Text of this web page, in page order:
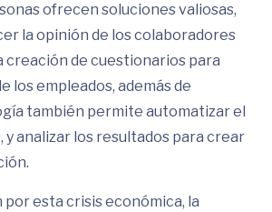
ofrecen soluciones valiosas,
la opinión de los colaboradores
creación de cuestionarios para
los empleados, además de
también permite automatizar el
analizar los resultados para crear
esta crisis económica, la